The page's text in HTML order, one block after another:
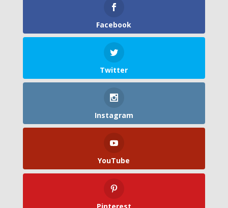
Facebook
Twitter
Instagram
YouTube
Pinterest